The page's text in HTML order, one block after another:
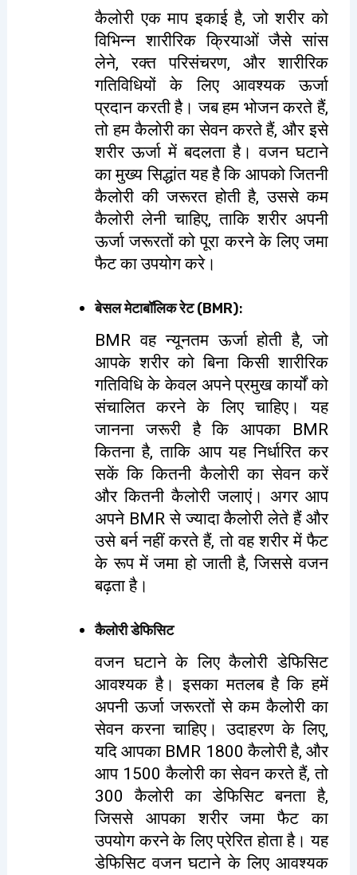
कैलोरी एक माप इकाई है, जो शरीर को
विभिन्न शारीरिक क्रियाओं जैसे सांस
लेने, रक्त परिसंचरण, और शारीरिक
गतिविधियों के लिए आवश्यक ऊर्जा
प्रदान करती है। जब हम भोजन करते हैं,
तो हम कैलोरी का सेवन करते हैं, और इसे
शरीर ऊर्जा में बदलता है। वजन घटाने
का मुख्य सिद्धांत यह है कि आपको जितनी
कैलोरी की जरूरत होती है, उससे कम
कैलोरी लेनी चाहिए, ताकि शरीर अपनी
ऊर्जा जरूरतों को पूरा करने के लिए जमा
फैट का उपयोग करे।
बेसल मेटाबॉलिक रेट (BMR):
BMR वह न्यूनतम ऊर्जा होती है, जो
आपके शरीर को बिना किसी शारीरिक
गतिविधि के केवल अपने प्रमुख कार्यों को
संचालित करने के लिए चाहिए। यह
जानना जरूरी है कि आपका BMR
कितना है, ताकि आप यह निर्धारित कर
सकें कि कितनी कैलोरी का सेवन करें
और कितनी कैलोरी जलाएं। अगर आप
अपने BMR से ज्यादा कैलोरी लेते हैं और
उसे बर्न नहीं करते हैं, तो वह शरीर में फैट
के रूप में जमा हो जाती है, जिससे वजन
बढ़ता है।
कैलोरी डेफिसिट
वजन घटाने के लिए कैलोरी डेफिसिट
आवश्यक है। इसका मतलब है कि हमें
अपनी ऊर्जा जरूरतों से कम कैलोरी का
सेवन करना चाहिए। उदाहरण के लिए,
यदि आपका BMR 1800 कैलोरी है, और
आप 1500 कैलोरी का सेवन करते हैं, तो
300 कैलोरी का डेफिसिट बनता है,
जिससे आपका शरीर जमा फैट का
उपयोग करने के लिए प्रेरित होता है। यह
डेफिसिट वजन घटाने के लिए आवश्यक